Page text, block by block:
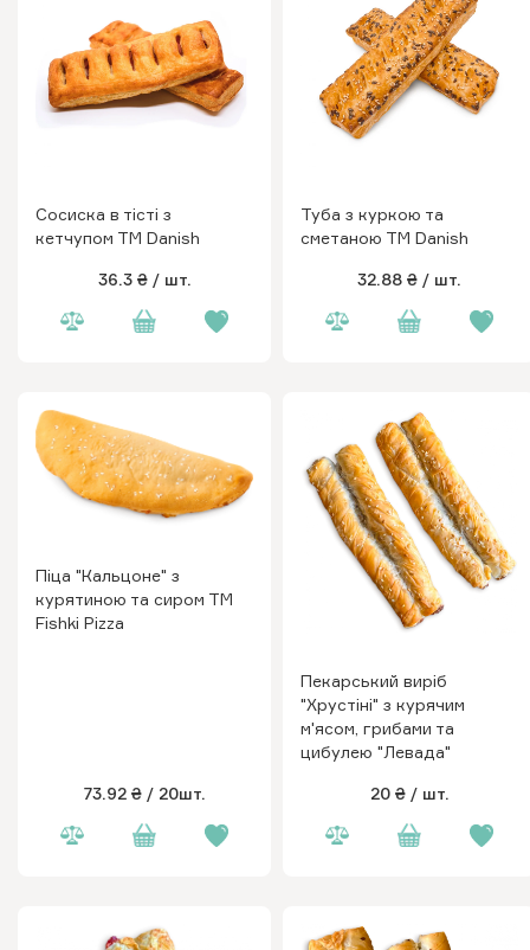
Сосиска в тісті з
кетчупом ТМ Danish
36.3 ₴/ шт.
Туба з куркою та
сметаною ТМ Danish
32.88 ₴ / шт.
Піца "Кальцоне" з
курятиною та сиром ТМ
Fishki Pizza
73.92 ₴/ 20шт.
Пекарський виріб
"Хрустіні" з курячим
м'ясом, грибами та
цибулею "Левада"
20 ₴/ шт.